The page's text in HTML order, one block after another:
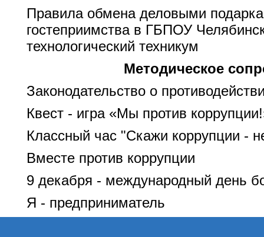
Правила обмена деловыми
гостеприимства в ГБПОУ
технологический техникум
Методическое
Законодательство о
Квест - игра «Мы против
Классный час "Скажи коррупции -
Вместе против коррупции
9 декабря - международный день
Я - предприниматель